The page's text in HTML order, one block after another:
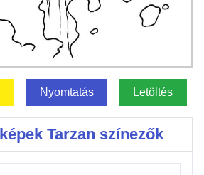
Nyomtatás Letöltés
Tarzan színezők